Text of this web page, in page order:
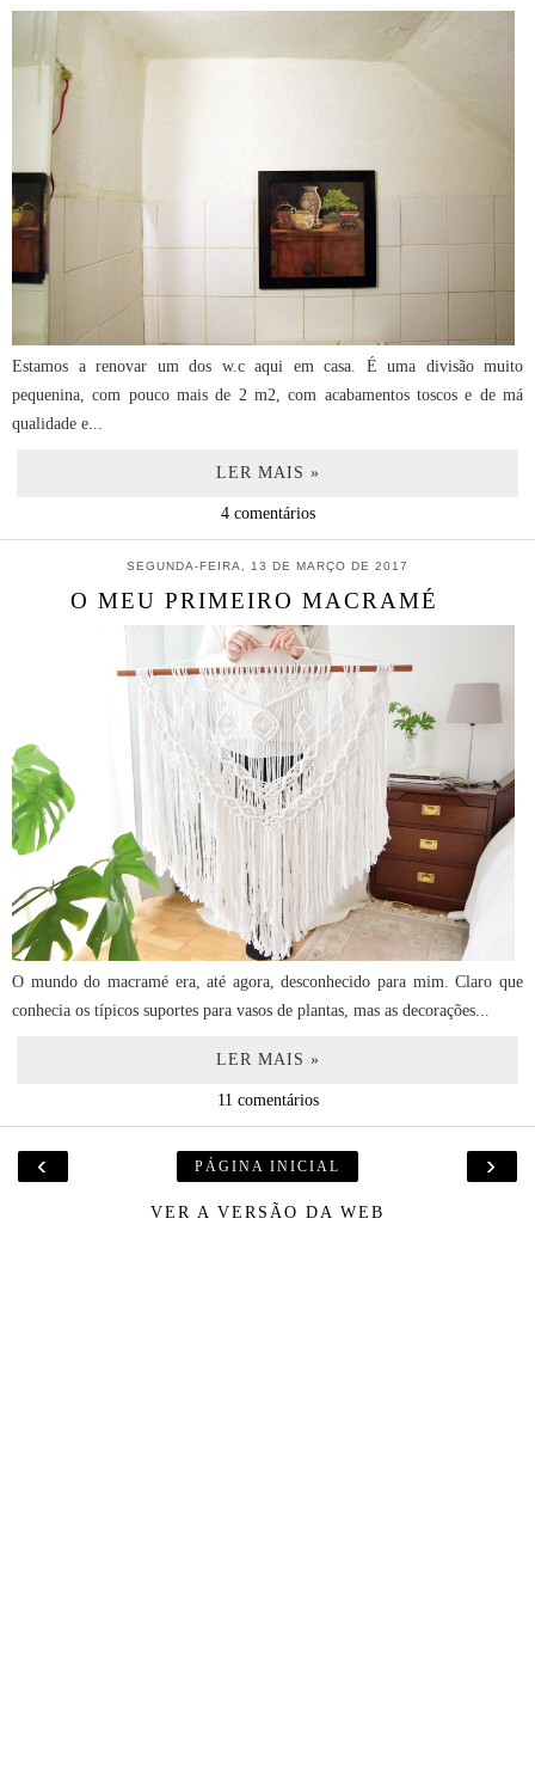
Estamos a renovar um dos w.c aqui em casa. É uma divisão muito
pequenina, com pouco mais de 2 m2, com acabamentos toscos e de má
qualidade e...
LER MAIS »
4 comentários
SEGUNDA-FEIRA, 13 DE MARÇO DE 2017
O MEU PRIMEIRO MACRAMÉ
O mundo do macramé era, até agora, desconhecido para mim. Claro que
conhecia os típicos suportes para vasos de plantas, mas as decorações...
LER MAIS »
11 comentários
‹ ›
PÁGINA INICIAL
VER A VERSÃO DA WEB